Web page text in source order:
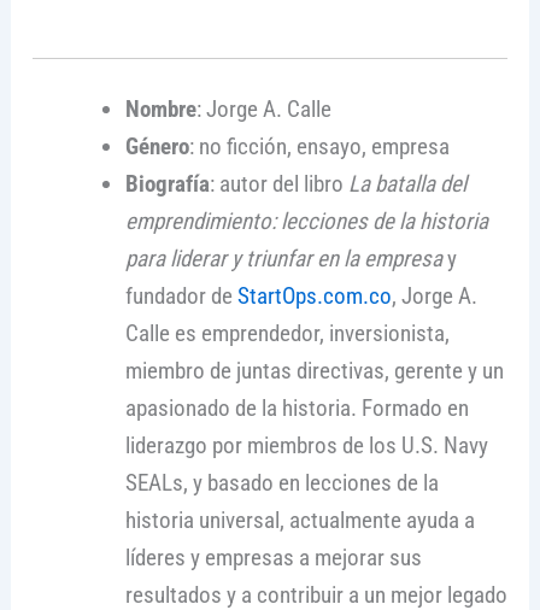
Nombre: Jorge A. Calle
Género: no ficción, ensayo, empresa
Biografía: autor del libro La batalla del
emprendimiento: lecciones de la historia
para liderar y triunfar en la empresay
fundador de StartOps.com.co, Jorge A.
Calle es emprendedor, inversionista,
miembro de juntas directivas, gerente y un
apasionado de la historia. Formado en
liderazgo por miembros de los U.S. Navy
SEALs, y basado en lecciones de la
historia universal, actualmente ayuda a
líderes y empresas a mejorar sus
resultados y a contribuir a un mejor legado